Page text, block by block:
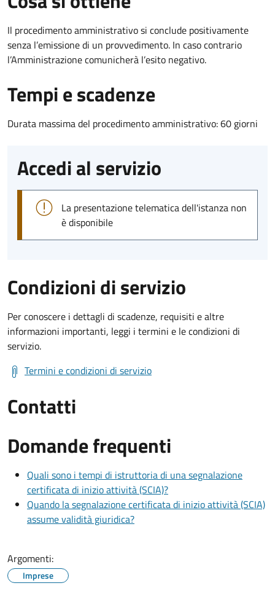
Il procedimento amministrativo si conclude positivamente
senza l’emissione di un provvedimento. In caso contrario
l’Amministrazione comunicherà l’esito negativo.
Tempi e scadenze
Durata massima del procedimento amministrativo: 60 giorni
Accedi al servizio
La presentazione telematica dell'istanza non
è disponibile
Condizioni di servizio
Per conoscere i dettagli di scadenze, requisiti e altre
informazioni importanti, leggi i termini e le condizioni di
servizio.
Termini e condizioni di servizio
Contatti
Domande frequenti
Quali sono i tempi di istruttoria di una segnalazione
certificata di inizio attività (SCIA)?
Quando la segnalazione certificata di inizio attività (SCIA)
assume validità giuridica?
Argomenti:
Imprese